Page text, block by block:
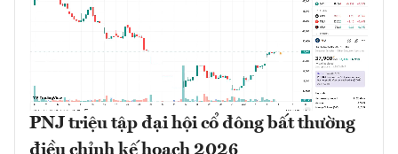
PNJ triệu tập đại hội cổ đông bất thường
điều chỉnh kế hoạch 2026